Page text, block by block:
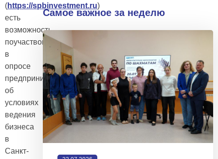
(https://spbinvestment.ru)
есть
возможность
поучаствовать
в
опросе
предпринимателей
об
условиях
ведения
бизнеса
в
Санкт-
Самое важное за неделю